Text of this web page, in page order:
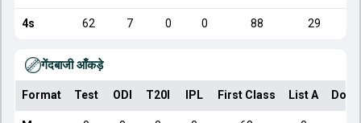
4s 62 7 0 0 88 29
गेंदबाजी आँकड़े
Format Test ODI T20I IPL First Class List A